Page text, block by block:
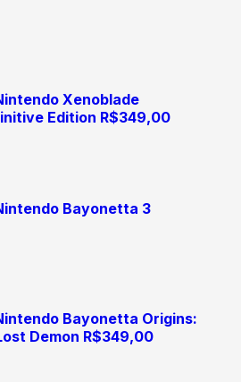
Xenoblade
Edition R$349,00
Bayonetta 3
Bayonetta Origins:
Demon R$349,00